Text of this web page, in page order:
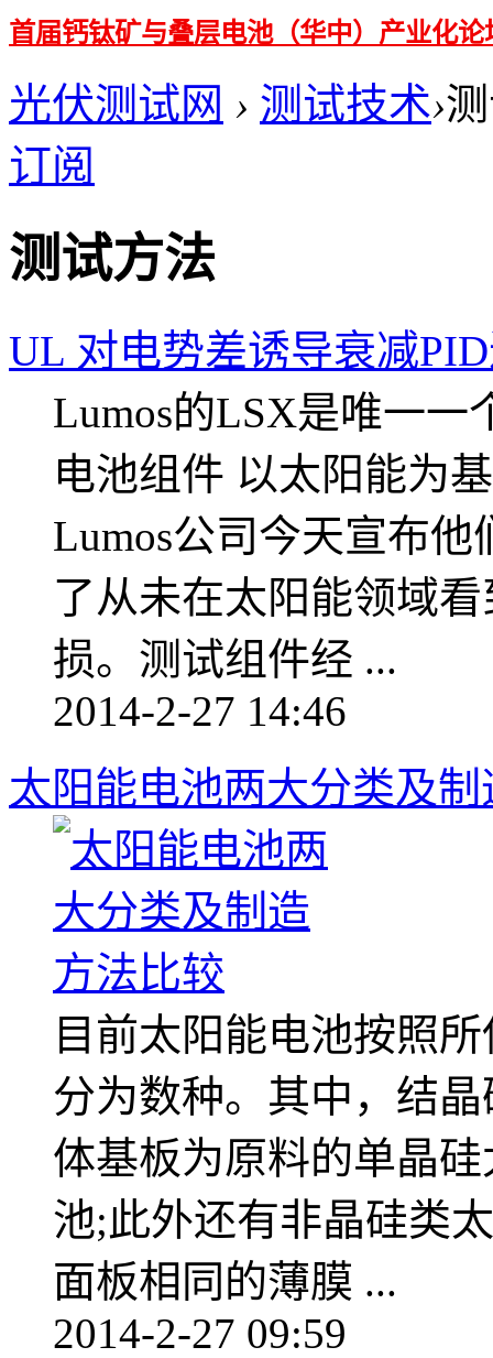
首届钙钛矿与叠层电池（华中）产业化论
光伏测试网 › 测试技术›
订阅
测试方法
UL 对电势差诱导衰减
Lumos的LSX是唯一一
电池组件 以太阳能为
Lumos公司今天宣布
了从未在太阳能领域
损。测试组件经 ...
2014-2-27 14:46
太阳能电池两大分类及
目前太阳能电池按照
分为数种。其中，结
体基板为原料的单晶
池;此外还有非晶硅类
面板相同的薄膜 ...
2014-2-27 09:59